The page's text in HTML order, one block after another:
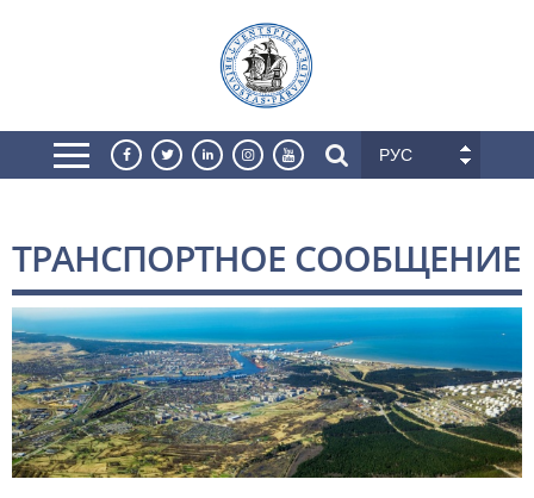
РУС
ТРАНСПОРТНОЕ СООБЩЕНИЕ